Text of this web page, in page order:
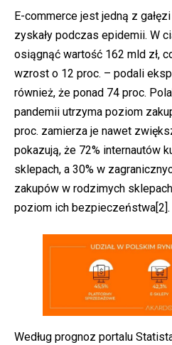
E-commerce jest jedną z
zyskały podczas epidemii. W
osiągnąć wartość 162 mld zł,
wzrost o 12 proc. – podali
również, że ponad 74 proc.
pandemii utrzyma poziom
proc. zamierza je nawet
pokazują, że 72% internautów
sklepach, a 30% w
zakupów w rodzimych
poziom ich bezpieczeństwa[2].
Według prognoz portalu